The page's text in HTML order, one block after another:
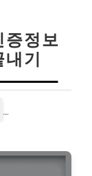
증정보
기